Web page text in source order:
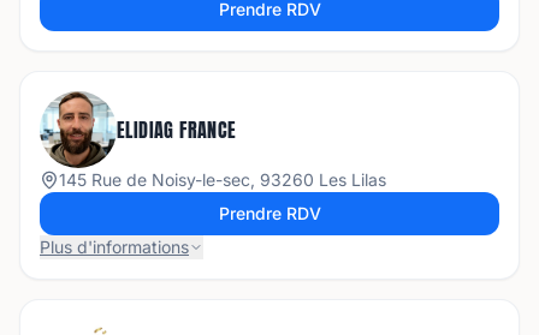
Prendre RDV
ELIDIAG FRANCE
145 Rue de Noisy-le-sec, 93260 Les Lilas
Prendre RDV
Plus d'informations